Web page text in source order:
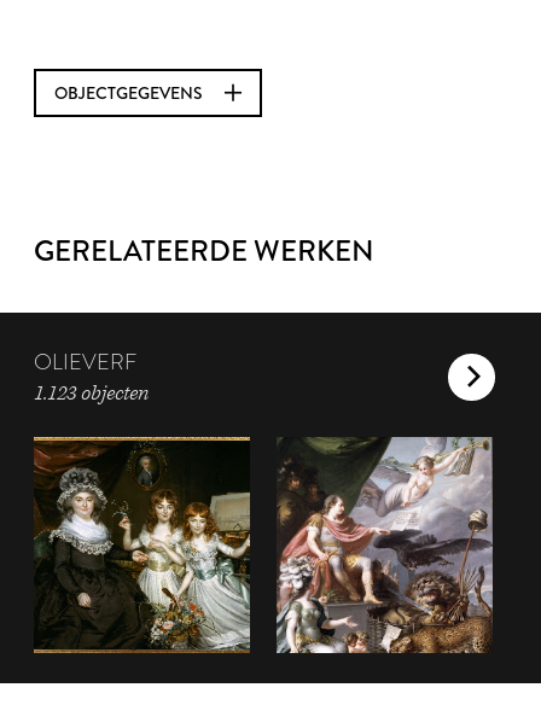
OBJECTGEGEVENS
GERELATEERDE WERKEN
OLIEVERF
1.123 objecten